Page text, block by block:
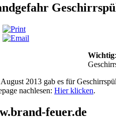
Wichtig
2013 gab es für
nachlesen: Hier klicken.
feuer.de